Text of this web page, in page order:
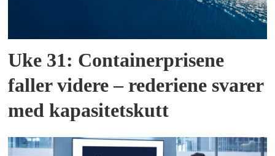
Uke 31: Containerprisene
faller videre – rederiene svarer
med kapasitetskutt